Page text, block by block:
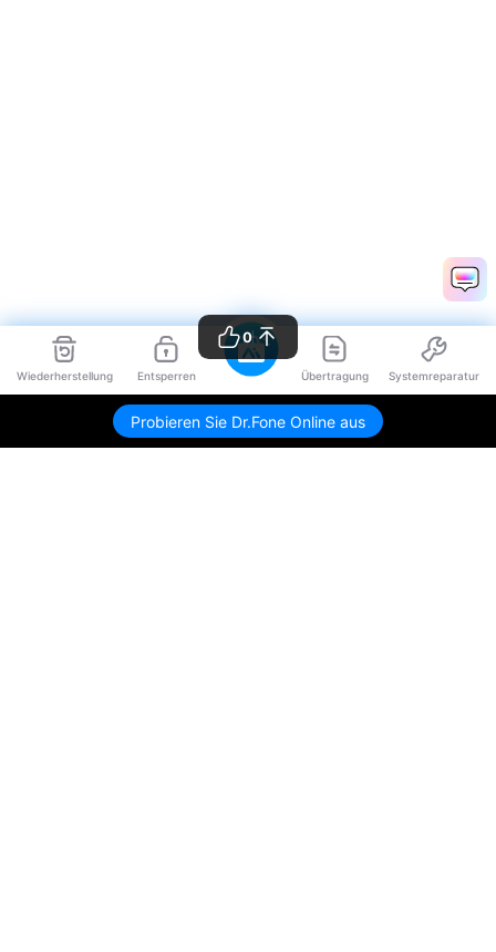
Wiederherstellung Entsperren Übertragung Systemreparatur
Probieren Sie Dr.Fone Online aus
0